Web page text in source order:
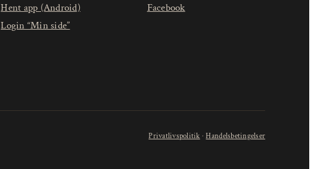
Hent app (Android)
Login “Min side”
Facebook
Privatlivspolitik ·Handelsbetingelser